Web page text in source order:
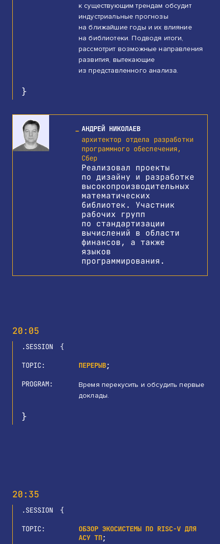
к существующим трендам обсудит
индустриальные прогнозы
на ближайшие годы и их влияние
на библиотеки. Подводя итоги,
рассмотрит возможные направления
развития, вытекающие
из представленного анализа.
АНДРЕЙ НИКОЛАЕВ
архитектор отдела разработки
программного обеспечения,
Сбер
Реализовал проекты
по дизайну и разработке
высокопроизводительных
математических
библиотек. Участник
рабочих групп
по стандартизации
вычислений в области
финансов, а также
языков
программирования.
20:05
SESSION
TOPIC ПЕРЕРЫВ
PROGRAM
Время перекусить и обсудить первые
доклады.
20:35
SESSION
TOPIC
ОБЗОР ЭКОСИСТЕМЫ ПО RISC-V ДЛЯ
АСУ ТП